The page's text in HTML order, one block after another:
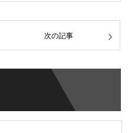
次の記事